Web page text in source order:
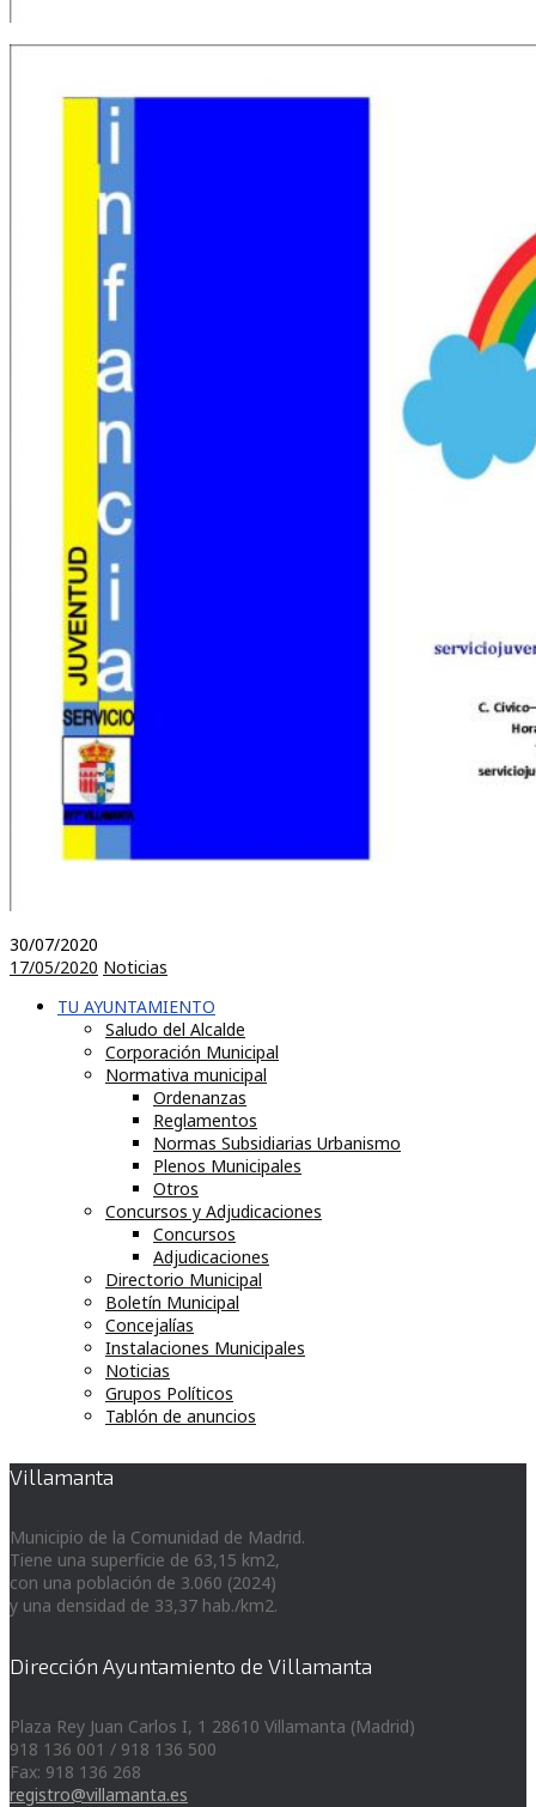
30/07/2020
17/05/2020 Noticias
TU AYUNTAMIENTO
Saludo del Alcalde
Corporación Municipal
Normativa municipal
Ordenanzas
Reglamentos
Normas Subsidiarias Urbanismo
Plenos Municipales
Otros
Concursos y Adjudicaciones
Concursos
Adjudicaciones
Directorio Municipal
Boletín Municipal
Concejalías
Instalaciones Municipales
Noticias
Grupos Políticos
Tablón de anuncios
Villamanta
Municipio de la Comunidad de Madrid.
Tiene una superficie de 63,15 km2,
con una población de 3.060 (2024)
y una densidad de 33,37 hab./km2.
Dirección Ayuntamiento de Villamanta
Plaza Rey Juan Carlos I, 1 28610 Villamanta (Madrid)
918 136 001 / 918 136 500
Fax: 918 136 268
registro@villamanta.es